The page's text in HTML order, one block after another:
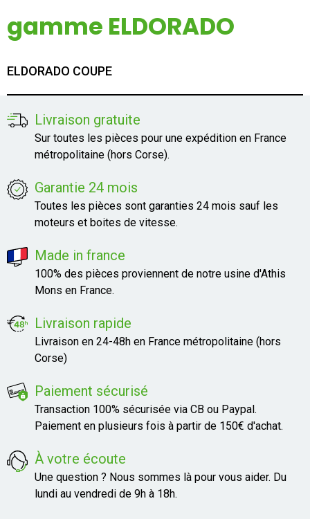
gamme ELDORADO
ELDORADO COUPE
Livraison gratuite
Sur toutes les pièces pour une expédition en France
métropolitaine (hors Corse).
Garantie 24 mois
Toutes les pièces sont garanties 24 mois sauf les
moteurs et boites de vitesse.
Made in france
100% des pièces proviennent de notre usine d'Athis
Mons en France.
Livraison rapide
Livraison en 24-48h en France métropolitaine (hors
Corse)
Paiement sécurisé
Transaction 100% sécurisée via CB ou Paypal.
Paiement en plusieurs fois à partir de 150€ d'achat.
À votre écoute
Une question ? Nous sommes là pour vous aider. Du
lundi au vendredi de 9h à 18h.